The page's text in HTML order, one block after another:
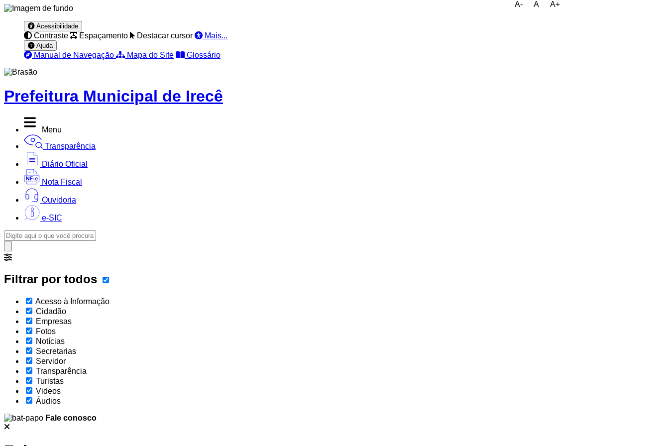
A- A A+
Acessibilidade
Contraste Espaçamento Destacar cursor Mais...
Ajuda
Manual de Navegação Mapa do Site Glossário
Prefeitura Municipal de Irecê
Menu
Transparência
Diário Oficial
Nota Fiscal
Ouvidoria
e-SIC
Filtrar por todos
Acesso à Informação
Cidadão
Empresas
Fotos
Notícias
Secretarias
Servidor
Transparência
Turistas
Videos
Áudios
Fale conosco